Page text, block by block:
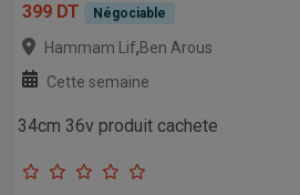
399 DT
Négociable
Hammam Lif,Ben Arous
Cette semaine
34cm 36v produit cachete